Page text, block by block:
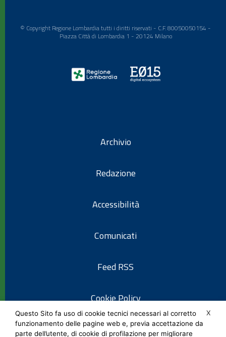
© Copyright Regione Lombardia tutti i diritti riservati - C.F. 80050050154 -
Piazza Città di Lombardia 1 - 20124 Milano
Archivio
Redazione
Accessibilità
Comunicati
Feed RSS
Cookie Policy
Informativa privacy
X
Questo Sito fa uso di cookie tecnici necessari al corretto
funzionamento delle pagine web e, previa accettazione da
parte dell’utente, di cookie di profilazione per migliorare